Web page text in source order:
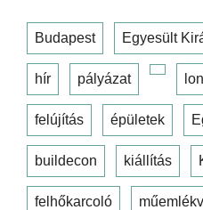
Budapest Egyesült
hír pályázat
felújítás épületek
buildecon kiállítás
felhőkarcoló